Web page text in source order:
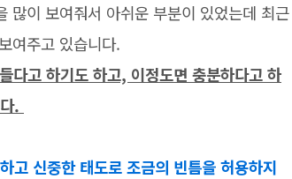
많이 보여줘서 아쉬운 부분이 있었는데 최근
여주고 있습니다.
다고 하기도 하고, 이정도면 충분하다고 하
.
고 신중한 태도로 조금의 빈틈을 허용하지